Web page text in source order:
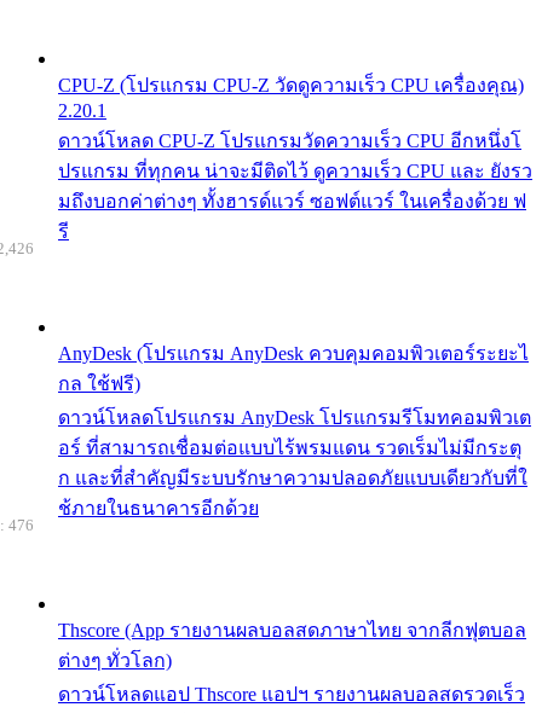
CPU-Z (โปรแกรม CPU-Z วัดดูความเร็ว CPU เครื่องคุณ)
2.20.1
ดาวน์โหลด CPU-Z โปรแกรมวัดความเร็ว CPU อีกหนึ่งโ
ปรแกรม ที่ทุกคน น่าจะมีติดไว้ ดูความเร็ว CPU และ ยังรว
มถึงบอกค่าต่างๆ ทั้งฮารด์แวร์ ซอฟต์แวร์ ในเครื่องด้วย ฟ
รี
AnyDesk (โปรแกรม AnyDesk ควบคุมคอมพิวเตอร์ระยะไ
กล ใช้ฟรี)
ดาวน์โหลดโปรแกรม AnyDesk โปรแกรมรีโมทคอมพิวเต
อร์ ที่สามารถเชื่อมต่อแบบไร้พรมแดน รวดเร็มไม่มีกระตุ
ก และที่สำคัญมีระบบรักษาความปลอดภัยแบบเดียวกับที่ใ
ช้ภายในธนาคารอีกด้วย
Thscore (App รายงานผลบอลสดภาษาไทย จากลีกฟุตบอล
ต่างๆ ทั่วโลก)
ดาวน์โหลดแอป Thscore แอปฯ รายงานผลบอลสดรวดเร็ว
476